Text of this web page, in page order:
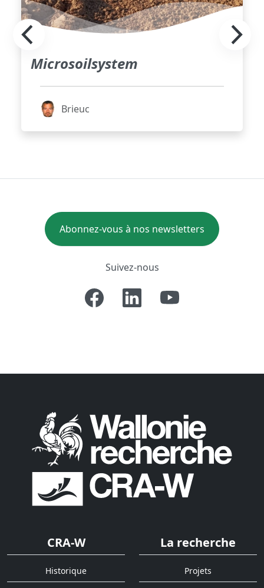
Microsoilsystem
Brieuc
Abonnez-vous à nos newsletters
Suivez-nous
CRA-W
Historique
La recherche
Projets